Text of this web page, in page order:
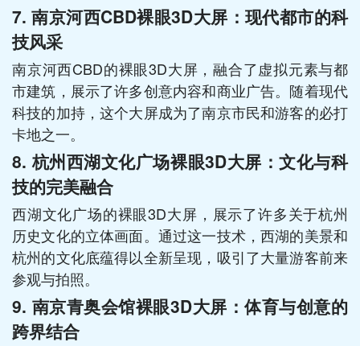
7.南京河西CBD裸眼3D大屏：现代都市的科
技风采
南京河西CBD的裸眼3D大屏，融合了虚拟元素与都
市建筑，展示了许多创意内容和商业广告。随着现代
科技的加持，这个大屏成为了南京市民和游客的必打
卡地之一。
8.杭州西湖文化广场裸眼3D大屏：文化与科
技的完美融合
西湖文化广场的裸眼3D大屏，展示了许多关于杭州
历史文化的立体画面。通过这一技术，西湖的美景和
杭州的文化底蕴得以全新呈现，吸引了大量游客前来
参观与拍照。
9. 南京青奥会馆裸眼3D大屏：体育与创意的
跨界结合